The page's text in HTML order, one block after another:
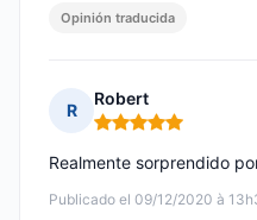
Opinión traducida
R
Robert
Nota: 5 de 5
Publicado el 09/12/2020 à
Realmente sorprendido